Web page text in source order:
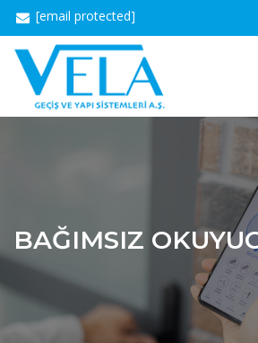
[email protected]
BAĞIMSIZ